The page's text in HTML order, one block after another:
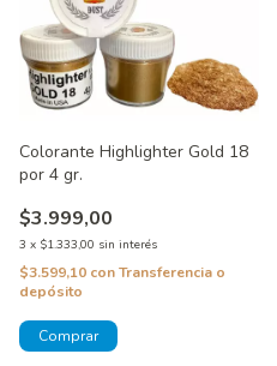
Colorante Highlighter Gold 18
por 4 gr.
$3.999,00
3 x $1.333,00 sin interés
$3.599,10 conTransferencia o
depósito